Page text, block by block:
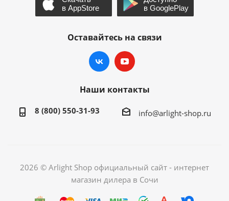
Оставайтесь на связи
Наши контакты
8 (800) 550-31-93 info@arlight-shop.ru
2026 © Arlight Shop официальный сайт - интернет
магазин дилера в Сочи